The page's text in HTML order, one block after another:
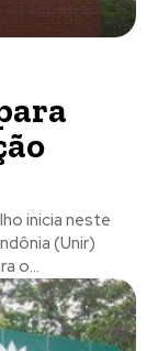
inicia neste
o...